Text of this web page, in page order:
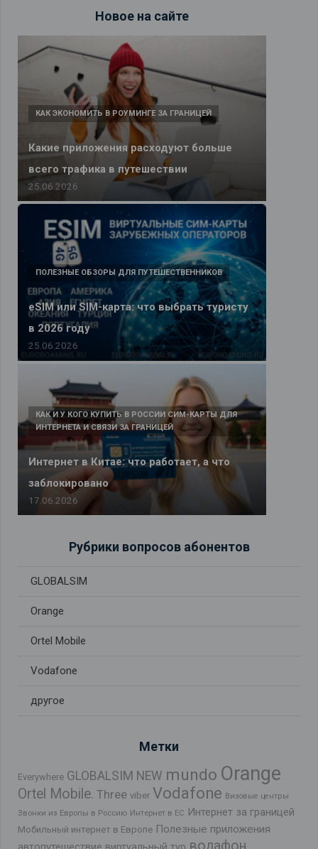
Новое на сайте
Какие приложения расходуют больше
всего трафика в путешествии
КАК ЭКОНОМИТЬ В РОУМИНГЕ ЗА ГРАНИЦЕЙ
25.06.2026
eSIM или SIM-карта: что выбрать туристу
в 2026 году
ПОЛЕЗНЫЕ ОБЗОРЫ ДЛЯ ПУТЕШЕСТВЕННИКОВ
25.06.2026
Интернет в Китае: что работает, а что
заблокировано
КАК И У КОГО КУПИТЬ В РОССИИ СИМ-КАРТЫ ДЛЯ
ИНТЕРНЕТА И СВЯЗИ ЗА ГРАНИЦЕЙ
17.06.2026
Рубрики вопросов абонентов
GLOBALSIM
Orange
Ortel Mobile
Vodafone
другое
Метки
Everywhere GLOBALSIM NEW mundo Orange
Ortel Mobile. Three viber Vodafone Визовые центры
Звонки из Европы в Россию Интернет в ЕС Интернет за границей
Мобильный интернет в Европе Полезные приложения